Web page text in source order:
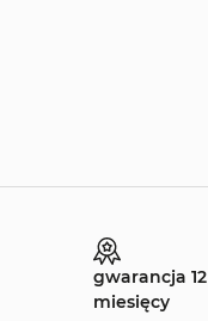
gwarancja 12
miesięcy